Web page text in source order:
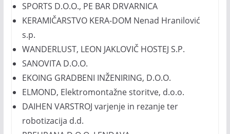
SPORTS D.O.O., PE BAR DRVARNICA
KERAMIČARSTVO KERA-DOM Nenad Hranilović
s.p.
WANDERLUST, LEON JAKLOVIČ HOSTEJ S.P.
SANOVITA D.O.O.
EKOING GRADBENI INŽENIRING, D.O.O.
ELMOND, Elektromontažne storitve, d.o.o.
DAIHEN VARSTROJ varjenje in rezanje ter
robotizacija d.d.